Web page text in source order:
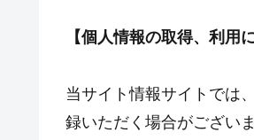
【個人情報の取得、利用
当サイト情報サイトでは
録いただく場合がございま